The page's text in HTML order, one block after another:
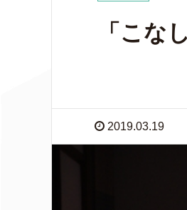
「こな
2019.03.19